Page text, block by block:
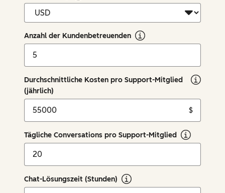
Anzahl der Kundenbetreuenden
Durchschnittliche Kosten pro Support-Mitglied
(jährlich)
$
Tägliche Conversations pro Support-Mitglied
Chat-Lösungszeit (Stunden)